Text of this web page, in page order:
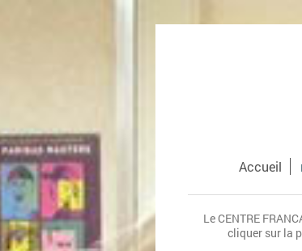
Accueil
Le CENTRE
cliquer sur la